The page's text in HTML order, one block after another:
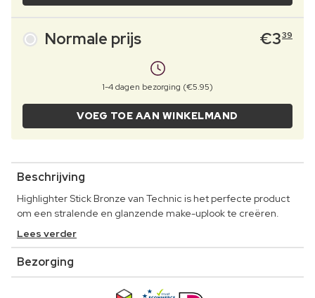
Normale prijs €339
1-4 dagen bezorging (€5.95)
VOEG TOE AAN WINKELMAND
Beschrijving
Highlighter Stick Bronze van Technic is het perfecte product
om een stralende en glanzende make-uplook te creëren.
Lees verder
Bezorging